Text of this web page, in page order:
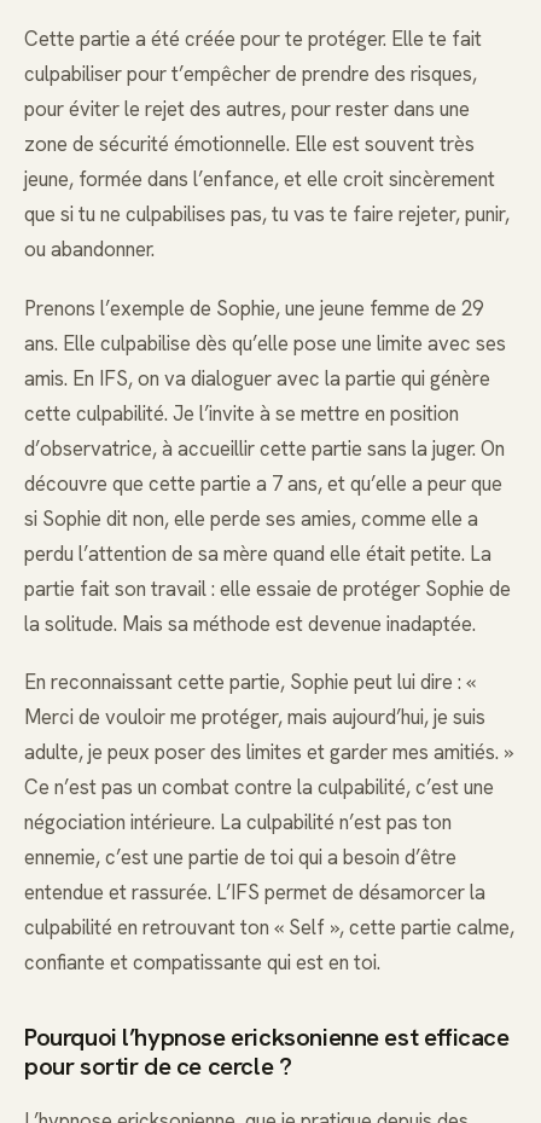
Cette partie a été créée pour te protéger. Elle te fait
culpabiliser pour t’empêcher de prendre des risques,
pour éviter le rejet des autres, pour rester dans une
zone de sécurité émotionnelle. Elle est souvent très
jeune, formée dans l’enfance, et elle croit sincèrement
que si tu ne culpabilises pas, tu vas te faire rejeter, punir,
ou abandonner.
Prenons l’exemple de Sophie, une jeune femme de 29
ans. Elle culpabilise dès qu’elle pose une limite avec ses
amis. En IFS, on va dialoguer avec la partie qui génère
cette culpabilité. Je l’invite à se mettre en position
d’observatrice, à accueillir cette partie sans la juger. On
découvre que cette partie a 7 ans, et qu’elle a peur que
si Sophie dit non, elle perde ses amies, comme elle a
perdu l’attention de sa mère quand elle était petite. La
partie fait son travail : elle essaie de protéger Sophie de
la solitude. Mais sa méthode est devenue inadaptée.
En reconnaissant cette partie, Sophie peut lui dire : «
Merci de vouloir me protéger, mais aujourd’hui, je suis
adulte, je peux poser des limites et garder mes amitiés. »
Ce n’est pas un combat contre la culpabilité, c’est une
négociation intérieure. La culpabilité n’est pas ton
ennemie, c’est une partie de toi qui a besoin d’être
entendue et rassurée. L’IFS permet de désamorcer la
culpabilité en retrouvant ton « Self », cette partie calme,
confiante et compatissante qui est en toi.
Pourquoi l’hypnose ericksonienne est efficace
pour sortir de ce cercle ?